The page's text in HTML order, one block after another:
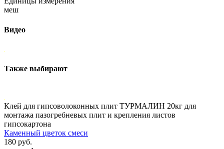
меш
Видео
Также выбирают
Клей для гипсоволоконных плит ТУРМАЛИН 20кг для
монтажа пазогребневых плит и крепления листов
гипсокартона
Каменный цветок смеси
180 руб.